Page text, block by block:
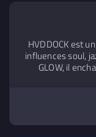
HVDDOCK est
influences soul,
GLOW, il